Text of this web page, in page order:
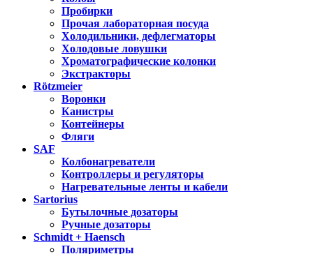
Пробирки
Прочая лабораторная посуда
Холодильники, дефлегматоры
Холодовые ловушки
Хроматографические колонки
Экстракторы
Rötzmeier
Воронки
Канистры
Контейнеры
Фляги
SAF
Колбонагреватели
Контроллеры и регуляторы
Нагревательные ленты и кабели
Sartorius
Бутылочные дозаторы
Ручные дозаторы
Schmidt + Haensch
Поляриметры